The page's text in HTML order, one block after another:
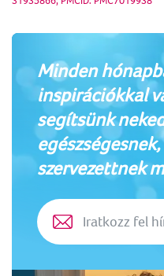
Minden
inspirációkkal
segítsünk
szervezettnek